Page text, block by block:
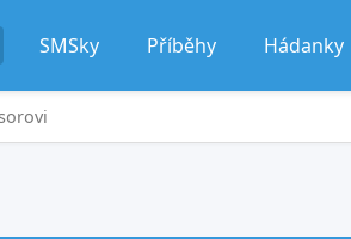
SMSky Příběhy Hádanky